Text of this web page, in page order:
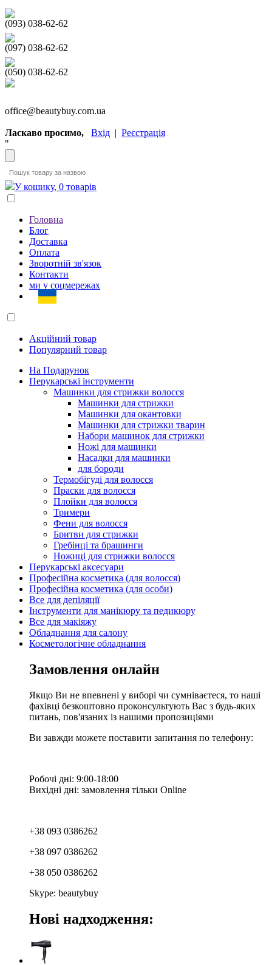
(093) 038-62-62
(097) 038-62-62
(050) 038-62-62
office@beautybuy.com.ua
Ласкаво просимо, Вхід | Реєстрація
"
У кошику, 0 товарів
Головна
Блог
Доставка
Оплата
Зворотній зв'язок
Контакти
ми у соцмережах
Акційний товар
Популярний товар
На Подарунок
Перукарські інструменти
Машинки для стрижки волосся
Машинки для стрижки
Машинки для окантовки
Машинки для стрижки тварин
Набори машинок для стрижки
Ножі для машинки
Насадки для машинки
для бороди
Термобігуді для волосся
Праски для волосся
Плойки для волосся
Тримери
Фени для волосся
Бритви для стрижки
Гребінці та брашинги
Ножиці для стрижки волосся
Перукарські аксесуари
Професійна косметика (для волосся)
Професійна косметика (для особи)
Все для депіляції
Інструменти для манікюру та педикюру
Все для макіяжу
Обладнання для салону
Косметологічне обладнання
Замовлення онлайн
Якщо Ви не впевнені у виборі чи сумніваєтеся, то наші
фахівці безкоштовно проконсультують Вас з будь-яких
питань, пов'язаних із нашими пропозиціями
Ви завжди можете поставити запитання по телефону:
Робочі дні: 9:00-18:00
Вихідні дні: замовлення тільки Online
+38 093 0386262
+38 097 0386262
+38 050 0386262
Skype: beautybuy
Нові надходження: